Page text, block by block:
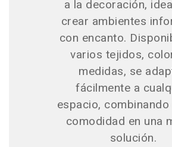
a la decoración,
crear ambientes
con encanto.
varios tejidos,
medidas, se
fácilmente a
espacio,
comodidad en una
solución.